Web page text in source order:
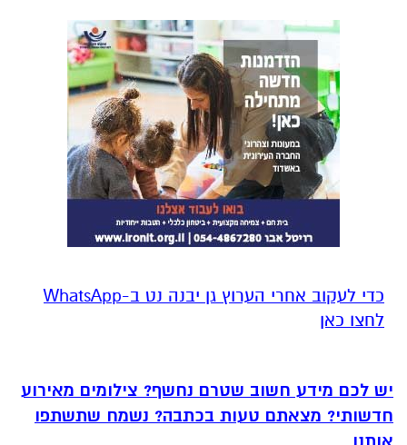
‏כדי לעקוב אחרי הערוץ גן יבנה נט ב-WhatsApp
לחצו כאן
יש לכם מידע חשוב שטרם נחשף? צילומים מאירוע
חדשותי? מצאתם טעות בכתבה? נשמח שתשתפו